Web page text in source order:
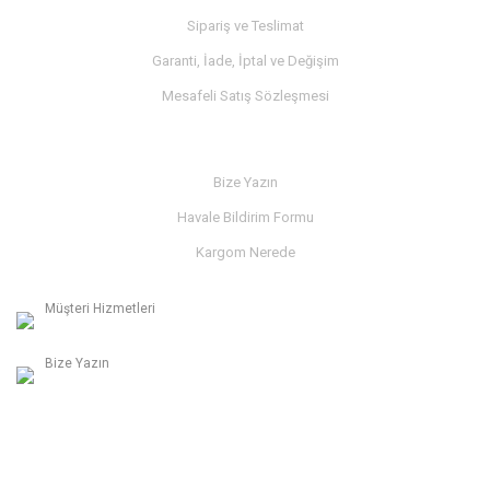
Sipariş ve Teslimat
Garanti, İade, İptal ve Değişim
Mesafeli Satış Sözleşmesi
Bize Yazın
Havale Bildirim Formu
Kargom Nerede
Müşteri Hizmetleri
Bize Yazın